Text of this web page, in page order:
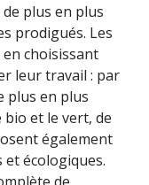
plus en plus
prodigués. Les
choisissant
leur travail : par
plus en plus
bio et le vert, de
également
et écologiques.
de